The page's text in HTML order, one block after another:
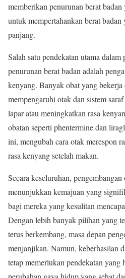
memberikan penurunan berat
untuk mempertahankan berat badan
panjang.
Salah satu pendekatan utama dalam
penurunan berat badan adalah
kenyang. Banyak obat yang bekerja
mempengaruhi otak dan sistem
lapar atau meningkatkan rasa
obatan seperti phentermine dan
ini, mengubah cara otak merespon
rasa kenyang setelah makan.
Secara keseluruhan,
menunjukkan kemajuan yang
bagi mereka yang kesulitan
Dengan lebih banyak pilihan yang
terus berkembang, masa depan
menjanjikan. Namun, keberhasilan
tetap memerlukan pendekatan